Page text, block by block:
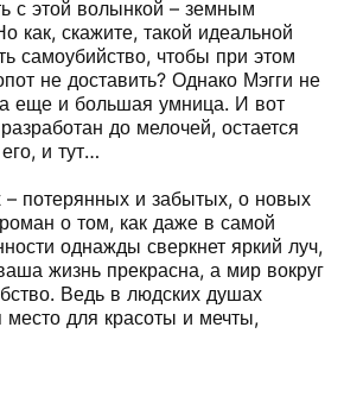
с этой волынкой – земным
как, скажите, такой идеальной
самоубийство, чтобы при этом
не доставить? Однако Мэгги не
а еще и большая умница. И вот
до мелочей, остается
и тут…
– потерянных и забытых, о новых
о том, как даже в самой
однажды сверкнет яркий луч,
жизнь прекрасна, а мир вокруг
Ведь в людских душах
место для красоты и мечты,